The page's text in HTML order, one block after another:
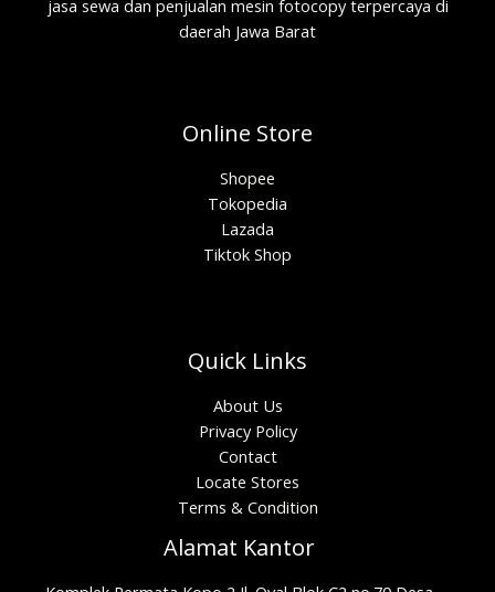
jasa sewa dan penjualan mesin fotocopy terpercaya di
daerah Jawa Barat
Online Store
Shopee
Tokopedia
Lazada
Tiktok Shop
Quick Links
About Us
Privacy Policy
Contact
Locate Stores
Terms & Condition
Alamat Kantor